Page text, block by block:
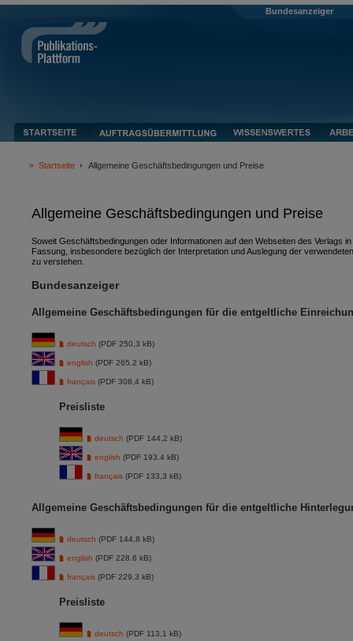
Bundesanzeiger
Startseite Allgemeine Geschäftsbedingungen und Preise
Allgemeine Geschäftsbedingungen und Preise
Soweit Geschäftsbedingungen oder Informationen auf den Webseiten des Verlags
Fassung, insbesondere bezüglich der Interpretation und Auslegung der
zu verstehen.
Bundesanzeiger
Allgemeine Geschäftsbedingungen für die entgeltliche
deutsch (PDF 250,3 kB)
english (PDF 265.2 kB)
français (PDF 308,4 kB)
Preisliste
deutsch (PDF 144,2 kB)
english (PDF 193.4 kB)
français (PDF 133,3 kB)
Allgemeine Geschäftsbedingungen für die entgeltliche
deutsch (PDF 144,8 kB)
english (PDF 228.6 kB)
français (PDF 229,3 kB)
Preisliste
deutsch (PDF 113,1 kB)